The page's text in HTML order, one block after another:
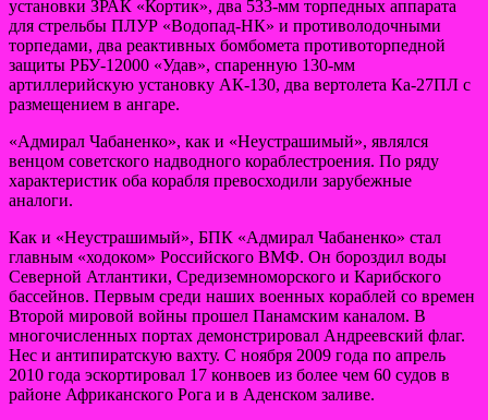
установки ЗРАК «Кортик», два 533-мм торпедных аппарата
для стрельбы ПЛУР «Водопад-НК» и противолодочными
торпедами, два реактивных бомбомета противоторпедной
защиты РБУ-12000 «Удав», спаренную 130-мм
артиллерийскую установку АК-130, два вертолета Ка-27ПЛ с
размещением в ангаре.
«Адмирал Чабаненко», как и «Неустрашимый», являлся
венцом советского надводного кораблестроения. По ряду
характеристик оба корабля превосходили зарубежные
аналоги.
Как и «Неустрашимый», БПК «Адмирал Чабаненко» стал
главным «ходоком» Российского ВМФ. Он бороздил воды
Северной Атлантики, Средиземноморского и Карибского
бассейнов. Первым среди наших военных кораблей со времен
Второй мировой войны прошел Панамским каналом. В
многочисленных портах демонстрировал Андреевский флаг.
Нес и антипиратскую вахту. С ноября 2009 года по апрель
2010 года эскортировал 17 конвоев из более чем 60 судов в
районе Африканского Рога и в Аденском заливе.